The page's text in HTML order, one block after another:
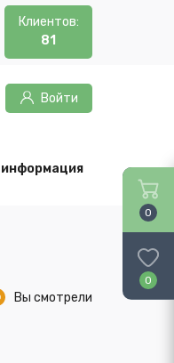
Клиентов:
81
Войти
информация
Вы смотрели
0
0